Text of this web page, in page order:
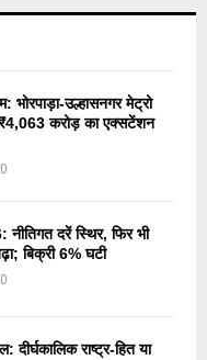
भोरपाड़ा-उल्हासनगर मेट्रो
करोड़ का एक्सटेंशन
0
नीतिगत दरें स्थिर, फिर भी
बिक्री 6% घटी
0
दीर्घकालिक राष्ट्र-हित या